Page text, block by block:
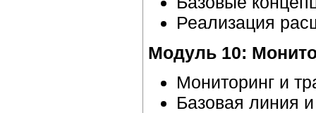
Реализация
Модуль 10:
Мониторинг и
Базовая линия